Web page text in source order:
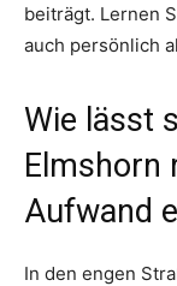
beiträgt. Lernen
auch persönlich
Wie lässt
Elmshorn
Aufwand
In den engen